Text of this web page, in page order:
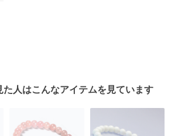
た人はこんなアイテムを見ています